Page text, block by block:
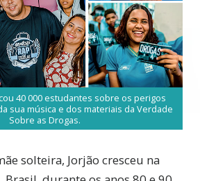
40 000 estudantes sobre os perigos
sua música e dos materiais da Verdade
Sobre as Drogas.
solteira, Jorjão cresceu na